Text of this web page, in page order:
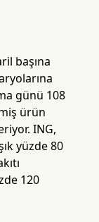
başına
günü 108
ürün
ING,
yüzde 80
120